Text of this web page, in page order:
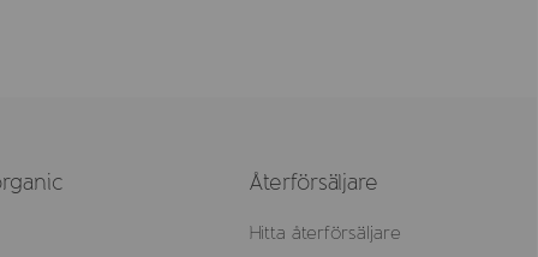
Återförsäljare
Hitta återförsäljare